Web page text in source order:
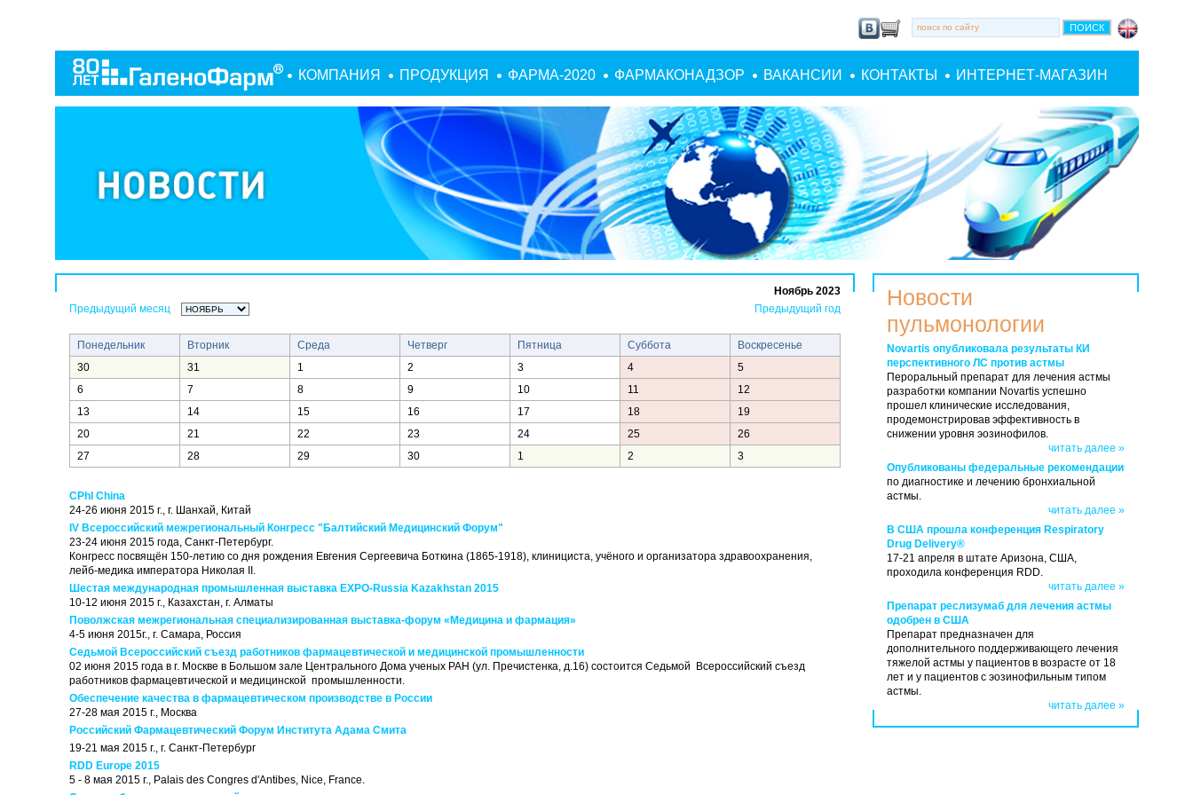
КОМПАНИЯ ПРОДУКЦИЯ ФАРМА-2020 ФАРМАКОНАДЗОР ВАКАНСИИ КОНТАКТЫ ИНТЕРНЕТ-МАГАЗИН
Ноябрь 2023
Предыдущий месяц
Предыдущий год
Понедельник Вторник Среда Четверг Пятница Суббота
Воскресенье
30
31 1 2 3 4
5
6
7 8 9 10 11
12
13
14 15 16 17 18
19
20
21 22 23 24 25
26
27
28 29 30 1 2 3
CPhI China
24-26 июня 2015 г., г. Шанхай, Китай
IV Всероссийский межрегиональный Конгресс "Балтийский Медицинский Форум"
23-24 июня 2015 года, Санкт-Петербург.
Конгресс посвящён 150-летию со дня рождения Евгения Сергеевича Боткина (1865-1918), клинициста, учёного и организатора здравоохранения,
лейб-медика императора Николая II.
Шестая международная промышленная выставка EXPO-Russia Kazakhstan 2015
10-12 июня 2015 г., Казахстан, г. Алматы
Поволжская межрегиональная специализированная выставка-форум «Медицина и фармация»
4-5 июня 2015г., г. Самара, Россия
Седьмой Всероссийский съезд работников фармацевтической и медицинской промышленности
02 июня 2015 года в г. Москве в Большом зале Центрального Дома ученых РАН (ул. Пречистенка, д.16) состоится Седьмой Всероссийский съезд
работников фармацевтической и медицинской промышленности.
Обеспечение качества в фармацевтическом производстве в России
27-28 мая 2015 г., Москва
Российский Фармацевтический Форум Института Адама Смита
19-21 мая 2015 г., г. Санкт-Петербург
RDD Europe 2015
5 - 8 мая 2015 г., Palais des Congres d'Antibes, Nice, France.
Новости
пульмонологии
Novartis опубликовала результаты КИ
перспективного ЛС против астмы
Пероральный препарат для лечения астмы
разработки компании Novartis успешно
прошел клинические исследования,
продемонстрировав эффективность в
снижении уровня эозинофилов.
читать далее »
Опубликованы федеральные рекомендации
по диагностике и лечению бронхиальной
астмы.
читать далее »
В США прошла конференция Respiratory
Drug Delivery®
17-21 апреля в штате Аризона, США,
проходила конференция RDD.
читать далее »
Препарат реслизумаб для лечения астмы
одобрен в США
Препарат предназначен для
дополнительного поддерживающего лечения
тяжелой астмы у пациентов в возрасте от 18
лет и у пациентов с эозинофильным типом
астмы.
читать далее »